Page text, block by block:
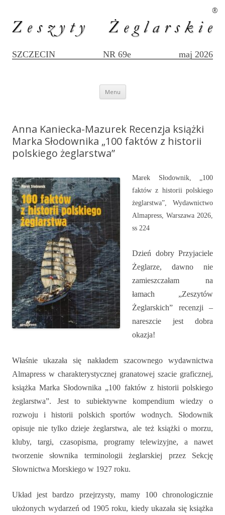
SZCZECIN NR 69e maj 2026
®
Menu Przejdź
Anna Kaniecka-Mazurek Recenzja książki
Marka Słodownika „100 faktów z historii
polskiego żeglarstwa”
Marek Słodownik, „100
faktów z historii polskiego
żeglarstwa”, Wydawnictwo
Almapress, Warszawa 2026,
ss 224
Dzień dobry Przyjaciele
Żeglarze, dawno nie
zamieszczałam na
łamach „Zeszytów
Żeglarskich” recenzji –
nareszcie jest dobra
okazja!
Właśnie ukazała się nakładem szacownego wydawnictwa
Almapress w charakterystycznej granatowej szacie graficznej,
książka Marka Słodownika „100 faktów z historii polskiego
żeglarstwa”. Jest to subiektywne kompendium wiedzy o
rozwoju i historii polskich sportów wodnych. Słodownik
opisuje nie tylko dzieje żeglarstwa, ale też książki o morzu,
kluby, targi, czasopisma, programy telewizyjne, a nawet
tworzenie słownika terminologii żeglarskiej przez Sekcję
Słownictwa Morskiego w 1927 roku.
Układ jest bardzo przejrzysty, mamy 100 chronologicznie
ułożonych wydarzeń od 1905 roku, kiedy ukazała się książka